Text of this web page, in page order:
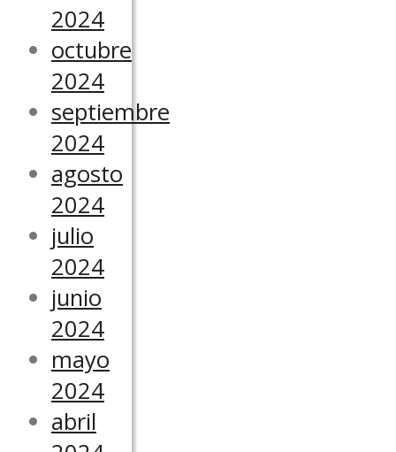
2024
octubre
2024
septiembre
2024
agosto
2024
julio
2024
junio
2024
mayo
2024
abril